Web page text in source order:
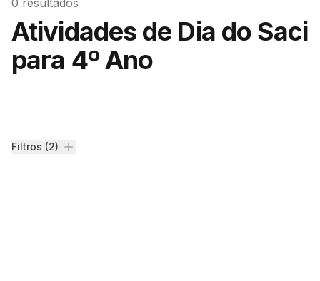
0 resultados
Atividades de Dia do Saci
para 4º Ano
Filtros
Filtros (2)